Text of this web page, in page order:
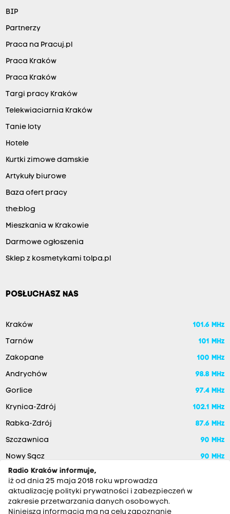
BIP
Partnerzy
Praca na Pracuj.pl
Praca Kraków
Praca Kraków
Targi pracy Kraków
Telekwiaciarnia Kraków
Tanie loty
Hotele
Kurtki zimowe damskie
Artykuły biurowe
Baza ofert pracy
the:blog
Mieszkania w Krakowie
Darmowe ogłoszenia
Sklep z kosmetykami tolpa.pl
POSŁUCHASZ NAS
Kraków 101.6 MHz
Tarnów 101 MHz
Zakopane 100 MHz
Andrychów 98.8 MHz
Gorlice 97.4 MHz
Krynica-Zdrój 102.1 MHz
Rabka-Zdrój 87.6 MHz
Szczawnica 90 MHz
Nowy Sącz
90 MHz
Radio Kraków informuje,
iż od dnia 25 maja 2018 roku wprowadza
aktualizację polityki prywatności i zabezpieczeń w
zakresie przetwarzania danych osobowych.
Niniejsza informacja ma na celu zapoznanie